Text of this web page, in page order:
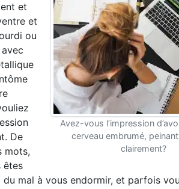
Avez-vous l’impression
cerveau embrumé,
clairement?
et
et
ou
De
mots,
êtes
mal à vous endormir, et parfois